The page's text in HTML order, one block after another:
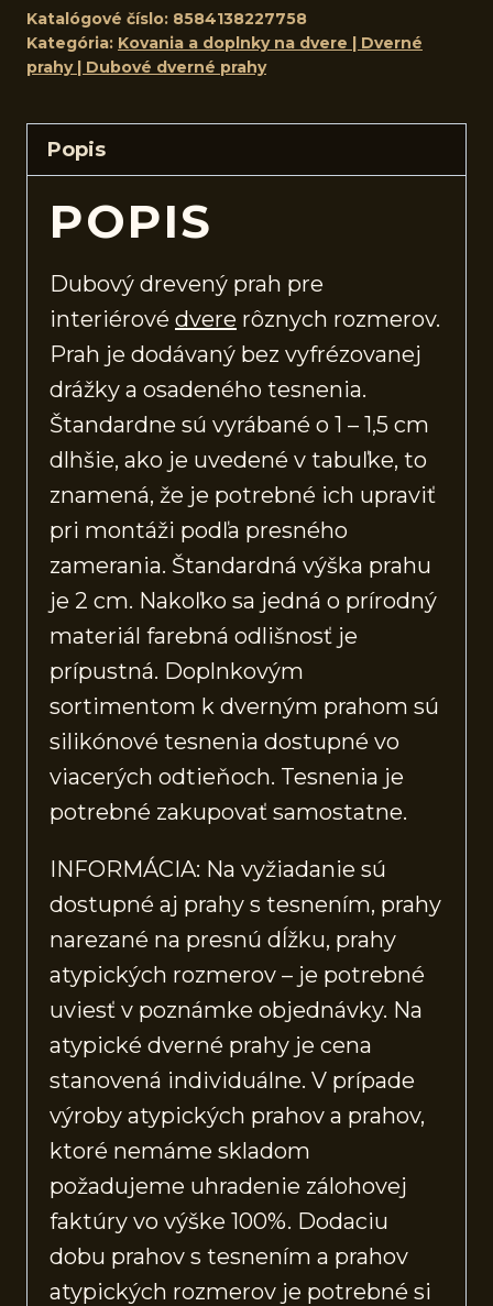
Katalógové číslo: 8584138227758
Kategória: Kovania a doplnky na dvere | Dverné
prahy | Dubové dverné prahy
Popis
POPIS
Dubový drevený prah pre
interiérové dvere rôznych rozmerov.
Prah je dodávaný bez vyfrézovanej
drážky a osadeného tesnenia.
Štandardne sú vyrábané o 1 – 1,5 cm
dlhšie, ako je uvedené v tabuľke, to
znamená, že je potrebné ich upraviť
pri montáži podľa presného
zamerania. Štandardná výška prahu
je 2 cm. Nakoľko sa jedná o prírodný
materiál farebná odlišnosť je
prípustná. Doplnkovým
sortimentom k dverným prahom sú
silikónové tesnenia dostupné vo
viacerých odtieňoch. Tesnenia je
potrebné zakupovať samostatne.
INFORMÁCIA: Na vyžiadanie sú
dostupné aj prahy s tesnením, prahy
narezané na presnú dĺžku, prahy
atypických rozmerov – je potrebné
uviesť v poznámke objednávky. Na
atypické dverné prahy je cena
stanovená individuálne. V prípade
výroby atypických prahov a prahov,
ktoré nemáme skladom
požadujeme uhradenie zálohovej
faktúry vo výške 100%. Dodaciu
dobu prahov s tesnením a prahov
atypických rozmerov je potrebné si